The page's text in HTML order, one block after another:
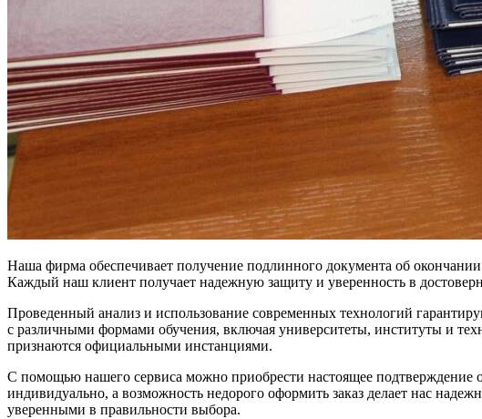
Наша фирма обеспечивает получение подлинного документа об
Каждый наш клиент получает надежную защиту и уверенность в
Проведенный анализ и использование современных технологий
с различными формами обучения, включая университеты, институты и
признаются официальными инстанциями.
С помощью нашего сервиса можно приобрести настоящее подтверждение
индивидуально, а возможность недорого оформить заказ делает нас
уверенными в правильности выбора.